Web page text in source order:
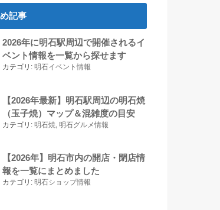
記事
2026年に明石駅周辺で開催されるイ
ベント情報を一覧から探せます
カテゴリ: 明石イベント情報
【2026年最新】明石駅周辺の明石焼
（玉子焼）マップ＆混雑度の目安
カテゴリ: 明石焼 明石グルメ情報
【2026年】明石市内の開店・閉店情
報を一覧にまとめました
カテゴリ: 明石ショップ情報